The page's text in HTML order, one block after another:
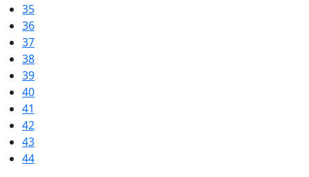
35
36
37
38
39
40
41
42
43
44